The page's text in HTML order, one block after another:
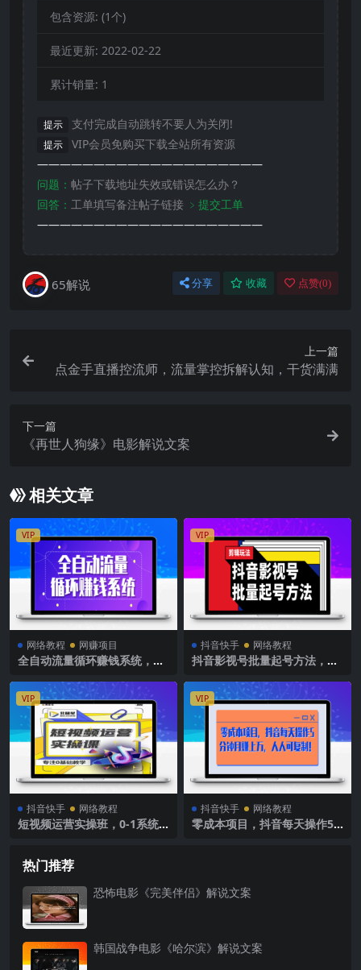
包含资源: (1个)
最近更新: 2022-02-22
累计销量: 1
提示 支付完成自动跳转不要人为关闭!
提示
VIP会员免购买下载全站所有资源
————————————————————
问题： 帖子下载地址失效或错误怎么办？
回答： 工单填写备注帖子链接 ﹥提交工单
————————————————————
65解说 分享 收藏 点赞(0)
上一篇
点金手直播控流师，流量掌控拆解认知，干货满满
下一篇
《再世人狗缘》电影解说文案
相关文章
VIP
网络教程 网赚项目
全自动流量循环赚钱系统，月
VIP
抖音快手 网络教程
抖音影视号批量起号方法，实
货变现（附软件）
VIP
抖音快手 网络教程
短视频运营实操班，0-1系统
VIP
抖音快手 网络教程
零成本项目，抖音每天操作5
热门推荐
恐怖电影《完美伴侣》解说文案
韩国战争电影《哈尔滨》解说文案